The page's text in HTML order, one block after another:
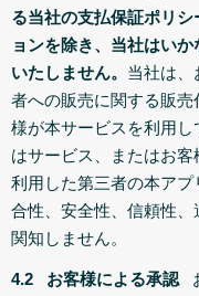
る当社の支払保証ポリ
ョンを除き、当社はい
いたしません。 当社は、
者への販売に関する販
様が本サービスを利用し
はサービス、またはお
利用した第三者の本ア
合性、安全性、信頼性
関知しません。
4.2 お客様による承認